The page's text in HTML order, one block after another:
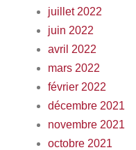
juillet 2022
juin 2022
avril 2022
mars 2022
février 2022
décembre 2021
novembre 2021
octobre 2021